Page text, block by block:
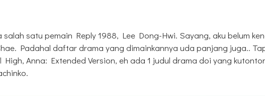
satu pemain Reply 1988, Lee Dong-Hwi. Sayang, aku belum
Padahal daftar drama yang dimainkannya uda panjang juga..
Anna: Extended Version, eh ada 1 judul drama doi yang